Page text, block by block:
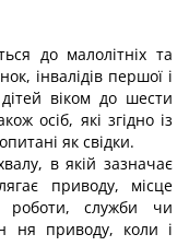
до малолітніх та
інвалідів першої і
віком до шести
осіб, які згідно із
як свідки.
в якій зазначає
приводу, місце
роботи, служби чи
ня приводу, коли і